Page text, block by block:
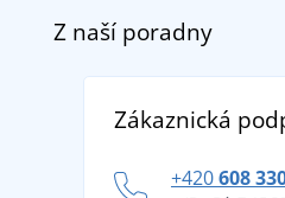
Doprava a platba
Vrácení zboží a reklamace
Potisk a výšivka
Věrnostní program BONTIS +
O nás
Z naší poradny
tradicí od roku 1976
Zákaznická
+420608